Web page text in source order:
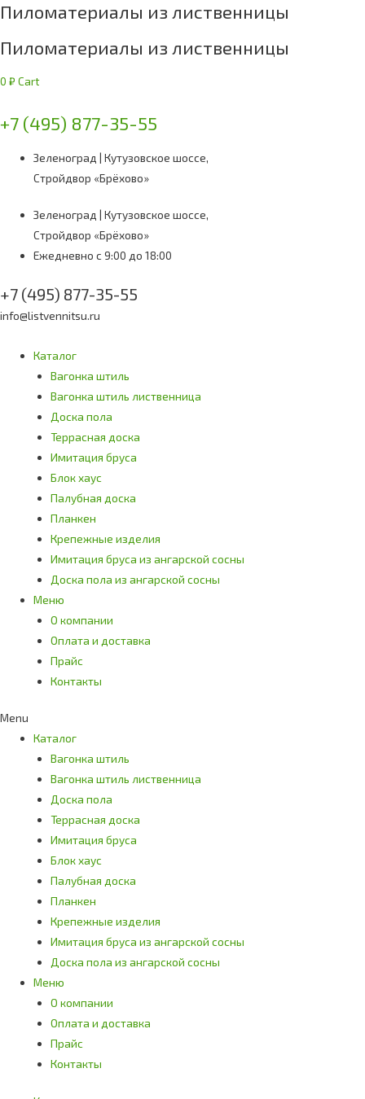
Пиломатериалы из лиственницы
Пиломатериалы из лиственницы
0 ₽ Cart
+7 (495) 877-35-55
Зеленоград | Кутузовское шоссе,
Стройдвор «Брёхово»
Зеленоград | Кутузовское шоссе,
Стройдвор «Брёхово»
Ежедневно с 9:00 до 18:00
+7 (495) 877-35-55
info@listvennitsu.ru
Каталог
Вагонка штиль
Вагонка штиль лиственница
Доска пола
Террасная доска
Имитация бруса
Блок хаус
Палубная доска
Планкен
Крепежные изделия
Имитация бруса из ангарской сосны
Доска пола из ангарской сосны
Меню
О компании
Оплата и доставка
Прайс
Контакты
Menu
Каталог
Вагонка штиль
Вагонка штиль лиственница
Доска пола
Террасная доска
Имитация бруса
Блок хаус
Палубная доска
Планкен
Крепежные изделия
Имитация бруса из ангарской сосны
Доска пола из ангарской сосны
Меню
О компании
Оплата и доставка
Прайс
Контакты